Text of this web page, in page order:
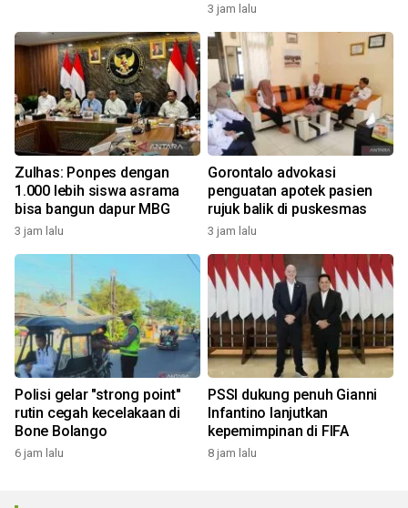
3 jam lalu
Zulhas: Ponpes dengan
1.000 lebih siswa asrama
bisa bangun dapur MBG
3 jam lalu
Gorontalo advokasi
penguatan apotek pasien
rujuk balik di puskesmas
3 jam lalu
Polisi gelar "strong point"
rutin cegah kecelakaan di
Bone Bolango
6 jam lalu
PSSI dukung penuh Gianni
Infantino lanjutkan
kepemimpinan di FIFA
8 jam lalu